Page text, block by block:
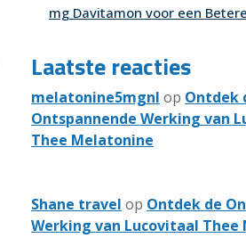
mg Davitamon voor een
Laatste reacties
melatonine5mgnl op Ontdek
Ontspannende Werking van
Thee Melatonine
Shane travel op Ontdek de
Werking van Lucovitaal Thee